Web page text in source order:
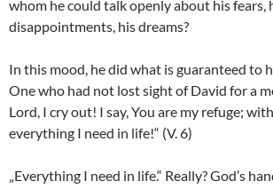
whom he could talk openly about his fears,
disappointments, his dreams?
In this mood, he did what is guaranteed to
One who had not lost sight of David for a
Lord, I cry out! I say, You are my refuge;
everything I need in life!“ (V. 6)
„Everything I need in life.“ Really? God’s